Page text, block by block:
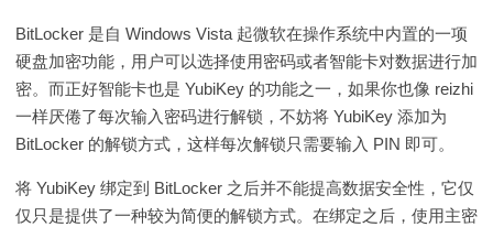
BitLocker 是自 Windows Vista 起微软在操作系统中内置的一项
硬盘加密功能，用户可以选择使用密码或者智能卡对数据进行加
密。而正好智能卡也是 YubiKey 的功能之一，如果你也像 reizhi
一样厌倦了每次输入密码进行解锁，不妨将 YubiKey 添加为
BitLocker 的解锁方式，这样每次解锁只需要输入 PIN 即可。
将 YubiKey 绑定到 BitLocker 之后并不能提高数据安全性，它仅
仅只是提供了一种较为简便的解锁方式。在绑定之后，使用主密